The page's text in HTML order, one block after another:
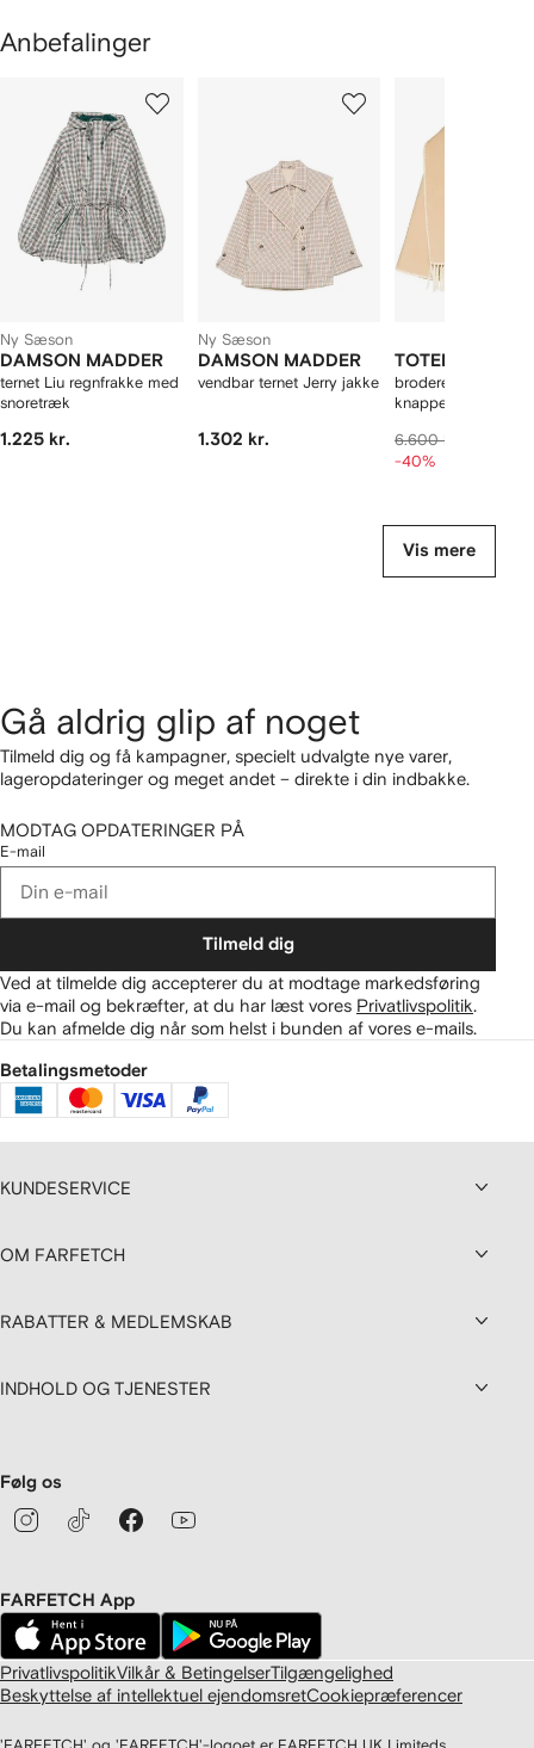
Anbefalinger
Ny Sæson
DAMSON MADDER
ternet Liu regnfrakke med
snoretræk
1.225 kr.
Ny Sæson
DAMSON MADDER
vendbar ternet Jerry jakke
1.302 kr.
TOTEME
broderet jakke med
knapper og
6.600 kr.
-40%
Vis mere
Gå aldrig glip af noget
Tilmeld dig og få kampagner, specielt udvalgte nye varer,
lageropdateringer og meget andet – direkte i din indbakke.
MODTAG OPDATERINGER PÅ
E-mail
Tilmeld dig
Ved at tilmelde dig accepterer du at modtage markedsføring
via e-mail og bekræfter, at du har læst vores Privatlivspolitik
Du kan afmelde dig når som helst i bunden af vores e-mails.
Betalingsmetoder
KUNDESERVICE
OM FARFETCH
RABATTER & MEDLEMSKAB
INDHOLD OG TJENESTER
Følg os
FARFETCH App
PrivatlivspolitikVilkår & BetingelserTilgængelighed
Beskyttelse af intellektuel ejendomsretCookiepræferencer